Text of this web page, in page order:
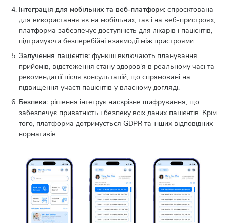
Інтеграція для мобільних та веб-платформ: спроєктована
для використання як на мобільних, так і на веб-пристроях,
платформа забезпечує доступність для лікарів і пацієнтів,
підтримуючи безперебійні взаємодії між пристроями.
Залучення пацієнтів: функції включають планування
прийомів, відстеження стану здоров’я в реальному часі та
рекомендації після консультацій, що спрямовані на
підвищення участі пацієнтів у власному догляді.
Безпека: рішення інтегрує наскрізне шифрування, що
забезпечує приватність і безпеку всіх даних пацієнтів. Крім
того, платформа дотримується GDPR та інших відповідних
нормативів.